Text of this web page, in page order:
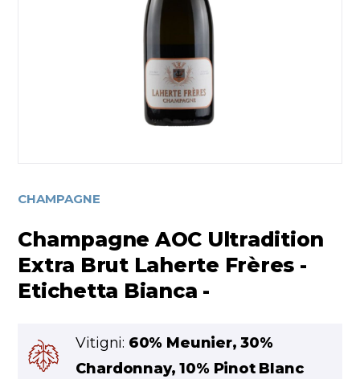
CHAMPAGNE
Champagne AOC Ultradition
Extra Brut Laherte Frères -
Etichetta Bianca -
Vitigni: 60% Meunier, 30%
Chardonnay, 10% Pinot Blanc